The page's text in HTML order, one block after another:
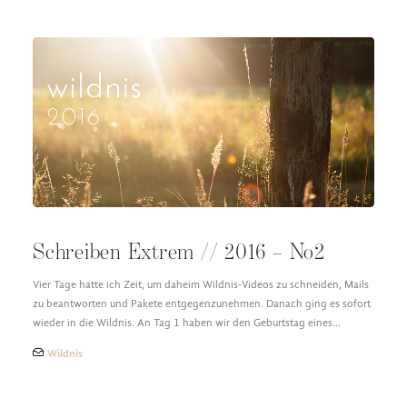
Schreiben Extrem // 2016 – No2
Vier Tage hatte ich Zeit, um daheim Wildnis-Videos zu schneiden, Mails
zu beantworten und Pakete entgegenzunehmen. Danach ging es sofort
wieder in die Wildnis. An Tag 1 haben wir den Geburtstag eines…
Wildnis